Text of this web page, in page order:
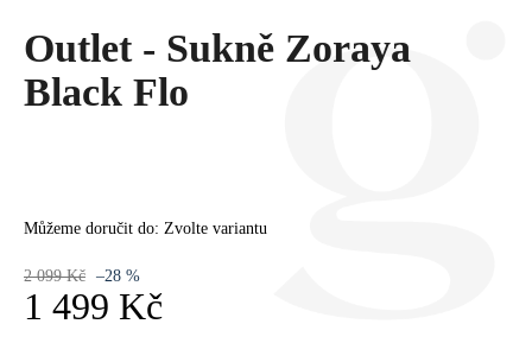
Outlet - Sukně Zoraya
Black Flo
Můžeme doručit do: Zvolte variantu
2 099 Kč –28 %
1 499 Kč
U
J
E
M